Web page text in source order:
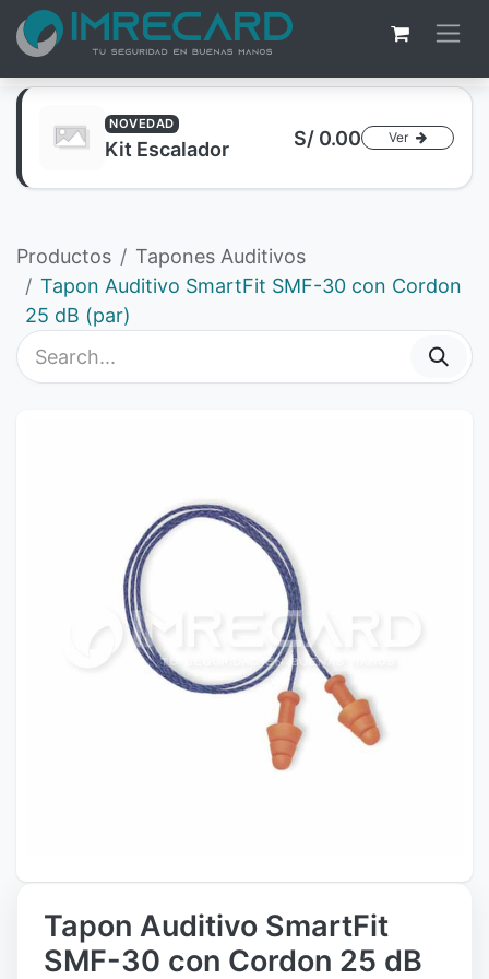
NOVEDAD
Kit Escalador S/ 0.00 Ver
Productos
Tapones Auditivos
Tapon Auditivo SmartFit SMF-30 con Cordon
25 dB (par)
Tapon Auditivo SmartFit
SMF-30 con Cordon 25 dB